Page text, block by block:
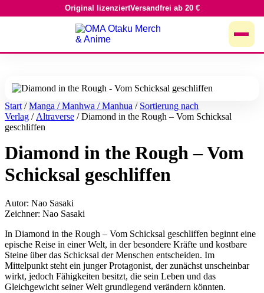
Inhalt
Original lizenziertVersandfrei ab 20 €
Start /Manga / Manhwa / Manhua / Sortierung nach
Verlag / Altraverse / Diamond in the Rough – Vom Schicksal
geschliffen
Diamond in the Rough – Vom
Schicksal geschliffen
Autor: Nao Sasaki
Zeichner: Nao Sasaki
In Diamond in the Rough – Vom Schicksal geschliffen beginnt eine
epische Reise in einer Welt, in der besondere Kräfte und kostbare
Steine über das Schicksal der Menschen entscheiden. Im
Mittelpunkt steht ein junger Protagonist, der zunächst unscheinbar
wirkt, jedoch Fähigkeiten besitzt, die sein Leben und das
Gleichgewicht seiner Welt grundlegend verändern könnten.